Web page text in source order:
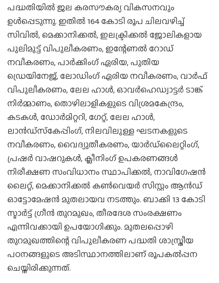
പദ്ധതിയില്‍ ജല കരസൗകര്യ വികസനവും
ഉള്‍പ്പെടുന്നു. ഇതില്‍ 164 കോടി രൂപ ചിലവഴിച്ച്
സിവില്‍, മെക്കാനിക്കല്‍, ഇലക്ട്രിക്കല്‍ ജോലികളായ
പുലിമുട്ട് വിപുലീകരണം, ഇന്റേണല്‍ റോഡ്
നവീകരണം, പാര്‍ക്കിംഗ് ഏരിയ, പുതിയ
ഡ്രെയിനേജ്, ലോഡിംഗ് ഏരിയ നവീകരണം, വാര്‍ഫ്
വിപുലീകരണം, ലേല ഹാള്‍, ഓവര്‍ഹെഡ്വാട്ടര്‍ ടാങ്ക്
നിര്‍മ്മാണം, തൊഴിലാളികളുടെ വിശ്രമകേന്ദ്രം,
കടകള്‍, ഡോര്‍മിറ്ററി, ഗേറ്റ്, ലേല ഹാള്‍,
ലാന്‍ഡ്‌സ്‌കേപ്പിംഗ്, നിലവിലുള്ള ഘടനകളുടെ
നവീകരണം, വൈദ്യുതീകരണം, യാര്‍ഡ്ലൈറ്റിംഗ്,
പ്രഷര്‍ വാഷറുകള്‍, ക്ലീനിംഗ് ഉപകരണങ്ങള്‍
നിരീക്ഷണ സംവിധാനം സ്ഥാപിക്കല്‍, നാവിഗേഷന്‍
ലൈറ്റ്, മെക്കാനിക്കല്‍ കണ്‍വെയര്‍ സിസ്റ്റം ആന്‍ഡ്
ഓട്ടോമേഷന്‍ മുതലായവ നടത്തും. ബാക്കി 13 കോടി
സ്മാര്‍ട്ട് ഗ്രീന്‍ തുറമുഖം, തീരദേശ സംരക്ഷണം
എന്നിവക്കായി ഉപയോഗിക്കും. മുതലപ്പൊഴി
തുറമുഖത്തിന്റെ വിപുലീകരണ പദ്ധതി ശാസ്ത്രീയ
പഠനങ്ങളുടെ അടിസ്ഥാനത്തിലാണ് രൂപകല്‍പ്പന
ചെയ്തിരിക്കുന്നത്.